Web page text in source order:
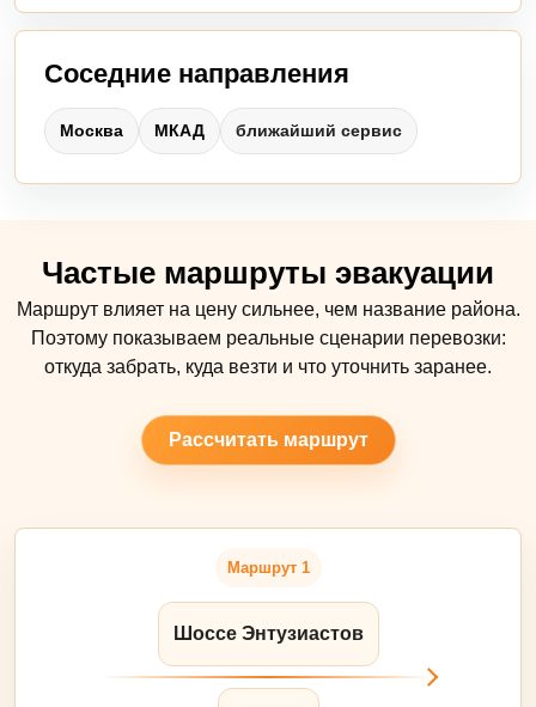
Соседние направления
Москва МКАД ближайший сервис
Частые маршруты эвакуации
Маршрут влияет на цену сильнее, чем название района.
Поэтому показываем реальные сценарии перевозки:
откуда забрать, куда везти и что уточнить заранее.
Рассчитать маршрут
Маршрут 1
Шоссе Энтузиастов